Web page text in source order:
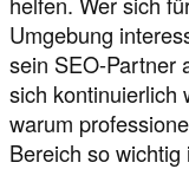
Umgebung
sein SEO-Partner
sich kontinuierlich
warum
Bereich so wichtig